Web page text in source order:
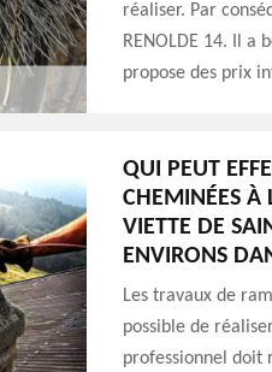
réaliser. Par
RENOLDE 14. Il a
propose des prix
QUI PEUT
CHEMINÉES À
VIETTE DE
ENVIRONS
Les travaux de
possible de
professionnel doit